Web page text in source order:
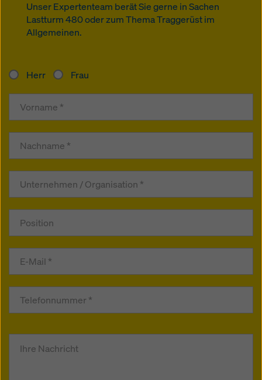
Unser Expertenteam berät Sie gerne in Sachen
Lastturm 480 oder zum Thema Traggerüst im
Allgemeinen.
Herr Frau